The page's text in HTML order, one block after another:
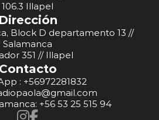
106.3 Illapel
Dirección
Block D departamento 13 //
Salamanca
351 // Illapel
Contacto
: +56972281832
+56 53 25 515 94